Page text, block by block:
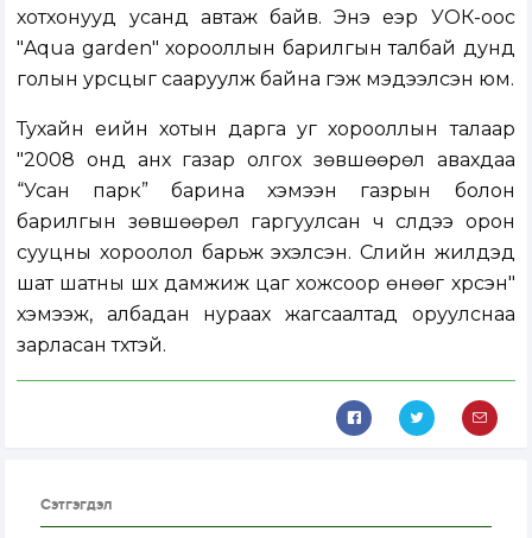
хотхонууд усанд автаж байв. Энэ үеэр УОК-оос
"Aqua garden" хорооллын барилгын талбай дунд
голын урсцыг сааруулж байна гэж мэдээлсэн юм.
Тухайн үеийн хотын дарга уг хорооллын талаар
"2008 онд анх газар олгох зөвшөөрөл авахдаа
“Усан парк” барина хэмээн газрын болон
барилгын зөвшөөрөл гаргуулсан ч сүүлдээ орон
сууцны хороолол барьж эхэлсэн. Сүүлийн жилүүдэд
шат шатны шүүх дамжиж цаг хожсоор өнөөг хүрсэн"
хэмээж, албадан нураах жагсаалтад оруулснаа
зарласан түүхтэй.
Сэтгэгдэл